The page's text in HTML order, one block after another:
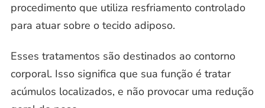
procedimento que utiliza resfriamento controlado
para atuar sobre o tecido adiposo.
Esses tratamentos são destinados ao contorno
corporal. Isso significa que sua função é tratar
acúmulos localizados, e não provocar uma redução